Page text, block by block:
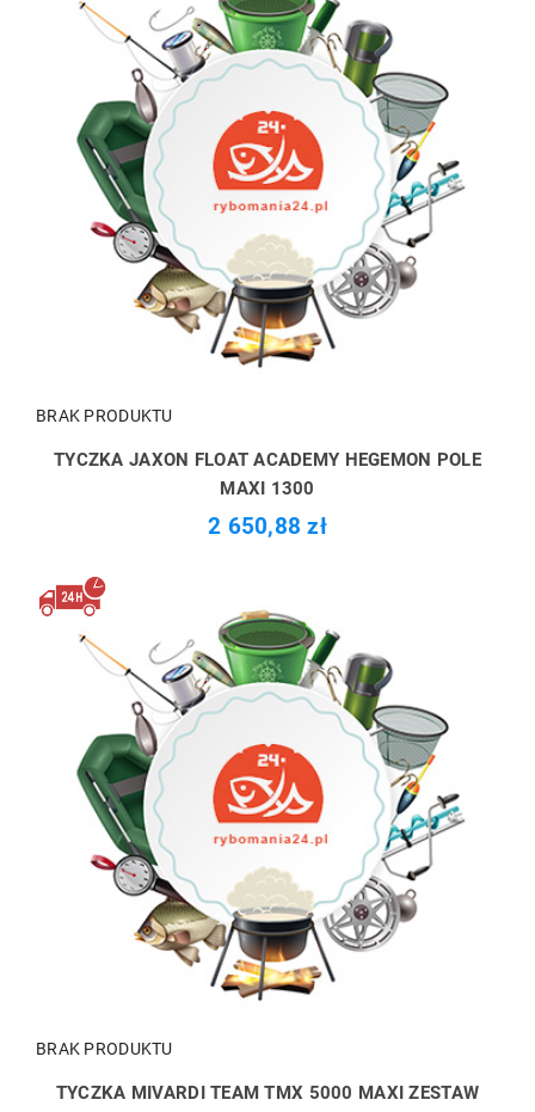
BRAK PRODUKTU
TYCZKA JAXON FLOAT ACADEMY HEGEMON POLE
MAXI 1300
2 650,88 zł
BRAK PRODUKTU
TYCZKA MIVARDI TEAM TMX 5000 MAXI ZESTAW